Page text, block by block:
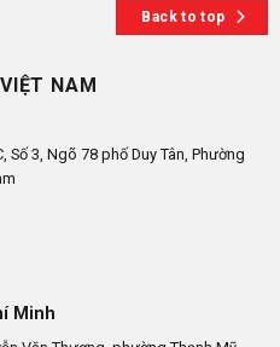
Back to top
NAM
3, Ngõ 78 phố Duy Tân, Phường
Minh